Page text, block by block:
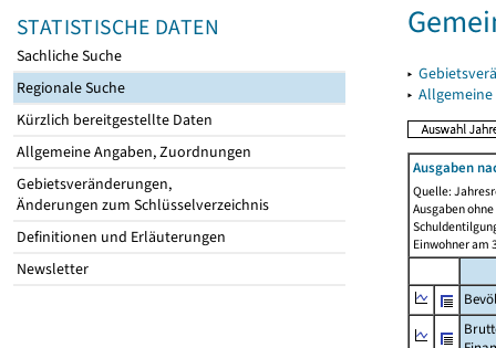
STATISTISCHE DATEN
Sachliche Suche
Regionale Suche
Kürzlich bereitgestellte Daten
Allgemeine Angaben, Zuordnungen
Gebietsveränderungen,
Änderungen zum Schlüsselverzeichnis
Definitionen und Erläuterungen
Newsletter
▸
▸
Ausgaben
Quelle:
Ausgaben
Einwohner am